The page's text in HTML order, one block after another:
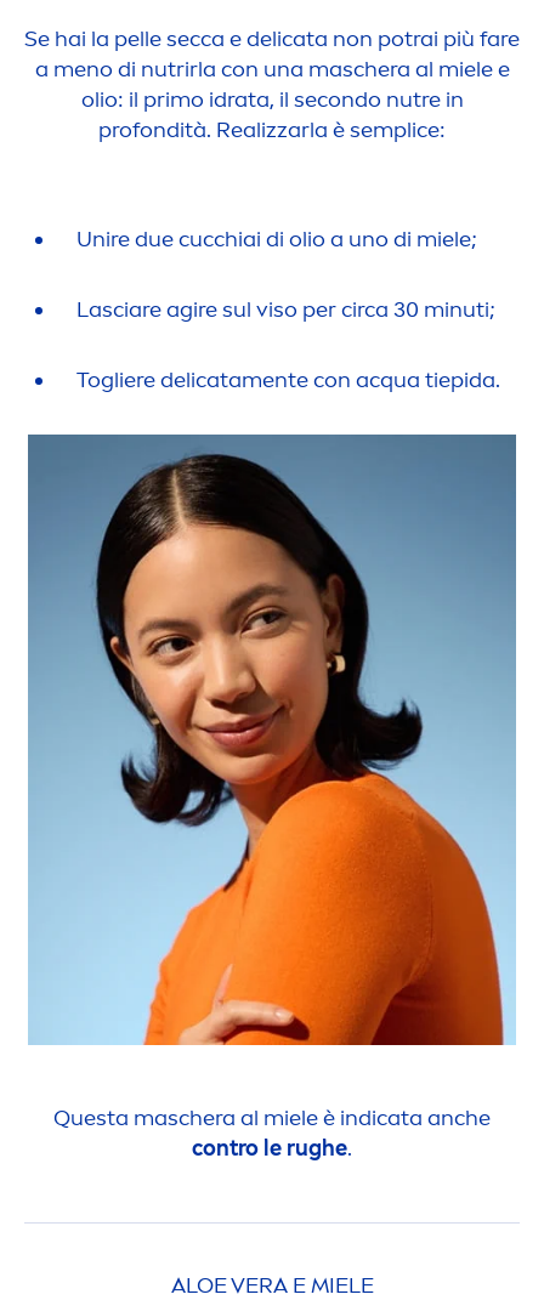
Se hai la pelle secca e delicata non potrai più fare
a meno di nutrirla con una maschera al miele e
olio: il primo idrata, il secondo nutre in
profondità. Realizzarla è semplice:
Unire due cucchiai di olio a uno di miele;
Lasciare agire sul viso per circa 30 minuti;
Togliere delicatamente con acqua tiepida.
Questa maschera al miele è indicata anche
contro le rughe.
ALOE VERA E MIELE